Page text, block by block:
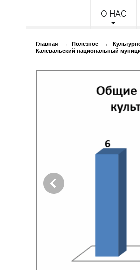
О НАС
Главная → Полезное →
Калевальский национальный